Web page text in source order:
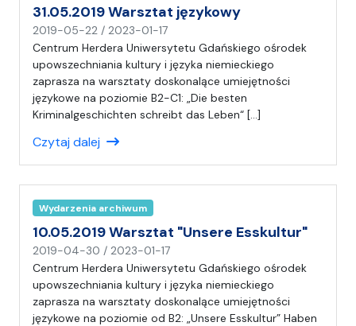
C
H
31.05.2019 Warsztat językowy
2019-05-22 / 2023-01-17
a
p
i
s
a
a
Centrum Herdera Uniwersytetu Gdańskiego ośrodek
upowszechniania kultury i języka niemieckiego
zaprasza na warsztaty doskonalące umiejętności
językowe na poziomie B2-C1: „Die besten
Kriminalgeschichten schreibt das Leben“ […]
Czytaj dalej
Wydarzenia archiwum
10.05.2019 Warsztat "Unsere Esskultur"
2019-04-30 / 2023-01-17
a
p
i
s
Centrum Herdera Uniwersytetu Gdańskiego ośrodek
upowszechniania kultury i języka niemieckiego
zaprasza na warsztaty doskonalące umiejętności
językowe na poziomie od B2: „Unsere Esskultur” Haben